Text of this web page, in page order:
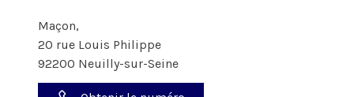
Maçon,
20 rue Louis Philippe
92200 Neuilly-sur-Seine